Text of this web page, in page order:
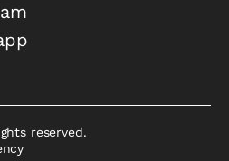
reserved.